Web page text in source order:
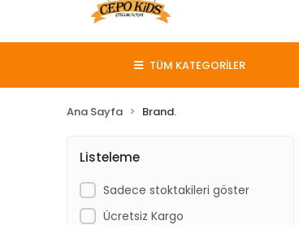
TÜM KATEGORİLER
Ana Sayfa Brand.
Listeleme
Sadece stoktakileri göster
Ücretsiz Kargo